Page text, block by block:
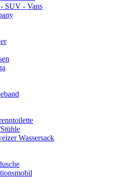
SUV - Vans
Wassersack